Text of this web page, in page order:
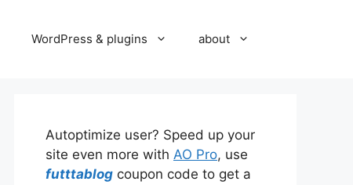
WordPress & plugins about
Autoptimize user? Speed up your
site even more with AO Pro, use
futttablog coupon code to get a